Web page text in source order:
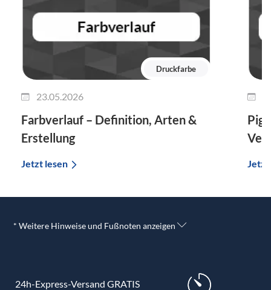
Druckfarbe
23.05.2026
Farbverlauf – Definition, Arten &
Erstellung
Jetzt lesen
* Weitere Hinweise und Fußnoten anzeigen
24h-Express-Versand GRATIS